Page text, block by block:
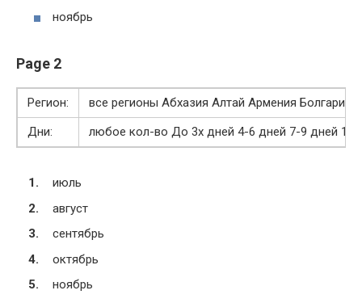
ноябрь
Page 2
Регион:
все регионы Абхазия Алтай Армения
Дни:
любое кол-во До 3х дней 4-6 дней 7-9 дней 10
июль
август
сентябрь
октябрь
ноябрь